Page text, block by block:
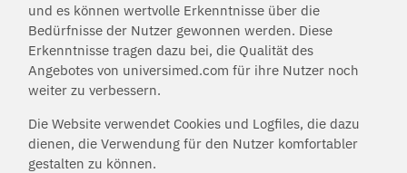
und es können wertvolle Erkenntnisse über die
Bedürfnisse der Nutzer gewonnen werden. Diese
Erkenntnisse tragen dazu bei, die Qualität des
Angebotes von universimed.com für ihre Nutzer noch
weiter zu verbessern.
Die Website verwendet Cookies und Logfiles, die dazu
dienen, die Verwendung für den Nutzer komfortabler
gestalten zu können.